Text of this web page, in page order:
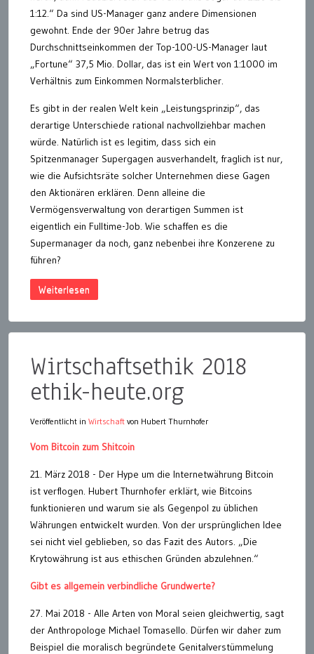
1:12.“ Da sind US-Manager ganz andere Dimensionen
gewohnt. Ende der 90er Jahre betrug das
Durchschnittseinkommen der Top-100-US-Manager laut
„Fortune“ 37,5 Mio. Dollar, das ist ein Wert von 1:1000 im
Verhältnis zum Einkommen Normalsterblicher.
Es gibt in der realen Welt kein „Leistungsprinzip“, das
derartige Unterschiede rational nachvollziehbar machen
würde. Natürlich ist es legitim, dass sich ein
Spitzenmanager Supergagen ausverhandelt, fraglich ist nur,
wie die Aufsichtsräte solcher Unternehmen diese Gagen
den Aktionären erklären. Denn alleine die
Vermögensverwaltung von derartigen Summen ist
eigentlich ein Fulltime-Job. Wie schaffen es die
Supermanager da noch, ganz nebenbei ihre Konzerene zu
führen?
Weiterlesen
Wirtschaftsethik 2018
ethik-heute.org
Veröffentlicht in Wirtschaft von Hubert Thurnhofer
Vom Bitcoin zum Shitcoin
21. März 2018 - Der Hype um die Internetwährung Bitcoin
ist verflogen. Hubert Thurnhofer erklärt, wie Bitcoins
funktionieren und warum sie als Gegenpol zu üblichen
Währungen entwickelt wurden. Von der ursprünglichen Idee
sei nicht viel geblieben, so das Fazit des Autors. „Die
Krytowährung ist aus ethischen Gründen abzulehnen.“
Gibt es allgemein verbindliche Grundwerte?
27. Mai 2018 - Alle Arten von Moral seien gleichwertig, sagt
der Anthropologe Michael Tomasello. Dürfen wir daher zum
Beispiel die moralisch begründete Genitalverstümmelung